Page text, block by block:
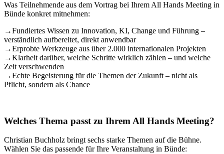
Was Teilnehmende aus dem Vortrag bei Ihrem All Hands Meeting in
Bünde konkret mitnehmen:
→Fundiertes Wissen zu Innovation, KI, Change und Führung –
verständlich aufbereitet, direkt anwendbar
→Erprobte Werkzeuge aus über 2.000 internationalen Projekten
→Klarheit darüber, welche Schritte wirklich zählen – und welche
Zeit verschwenden
→Echte Begeisterung für die Themen der Zukunft – nicht als
Pflicht, sondern als Chance
Welches Thema passt zu Ihrem All Hands Meeting?
Christian Buchholz bringt sechs starke Themen auf die Bühne.
Wählen Sie das passende für Ihre Veranstaltung in Bünde: